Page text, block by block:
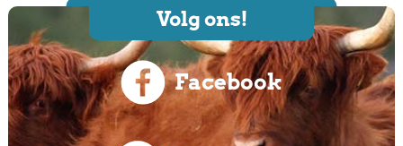
Volg ons!
Facebook